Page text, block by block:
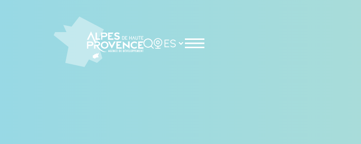
Rechercher
Choisir la langue